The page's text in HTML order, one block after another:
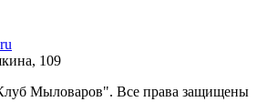
109
Мыловаров". Все права защищены